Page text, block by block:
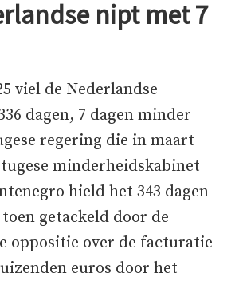
nipt met 7
viel de Nederlandse
dagen, 7 dagen minder
regering die in maart
minderheidskabinet
hield het 343 dagen
getackeld door de
oppositie over de facturatie
euros door het